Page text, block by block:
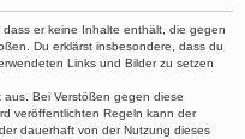
er keine Inhalte enthält, die gegen
Du erklärst insbesondere, dass du
Links und Bilder zu setzen
Bei Verstößen gegen diese
veröffentlichten Regeln kann der
dauerhaft von der Nutzung dieses